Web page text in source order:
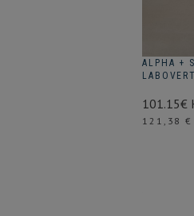
ALPHA +
101.15€
Prix
121,38 €